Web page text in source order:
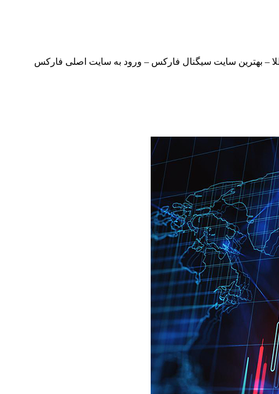
– بهترین سایت سیگنال فارکس – ورود به سایت اصلی فارکس